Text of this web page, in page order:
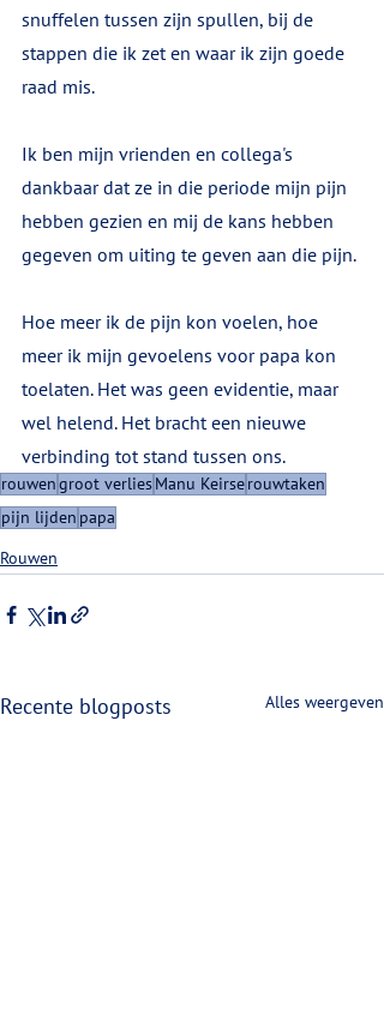
snuffelen tussen zijn spullen, bij de
stappen die ik zet en waar ik zijn goede
raad mis.
Ik ben mijn vrienden en collega's
dankbaar dat ze in die periode mijn pijn
hebben gezien en mij de kans hebben
gegeven om uiting te geven aan die pijn.
Hoe meer ik de pijn kon voelen, hoe
meer ik mijn gevoelens voor papa kon
toelaten. Het was geen evidentie, maar
wel helend. Het bracht een nieuwe
verbinding tot stand tussen ons.
rouwengroot verliesManu Keirserouwtaken
pijn lijden papa
Rouwen
Recente blogposts Alles weergeven